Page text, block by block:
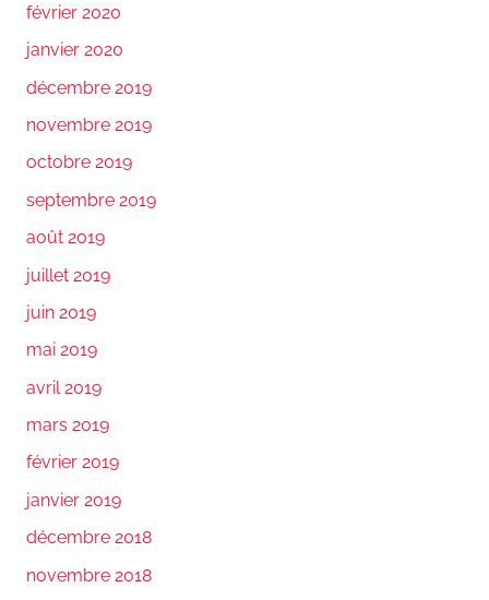
février 2020
janvier 2020
décembre 2019
novembre 2019
octobre 2019
septembre 2019
août 2019
juillet 2019
juin 2019
mai 2019
avril 2019
mars 2019
février 2019
janvier 2019
décembre 2018
novembre 2018